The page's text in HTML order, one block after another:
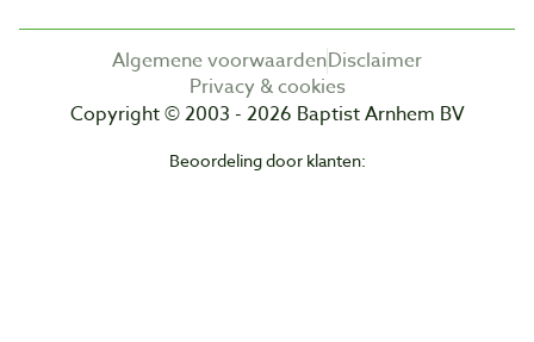
Algemene voorwaardenDisclaimer
Privacy & cookies
Copyright © 2003 - 2026 Baptist Arnhem BV
Beoordeling door klanten: